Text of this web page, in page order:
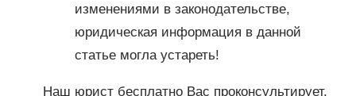
изменениями в законодательстве,
юридическая информация в данной
статье могла устареть!
Наш юрист бесплатно Вас проконсультирует.